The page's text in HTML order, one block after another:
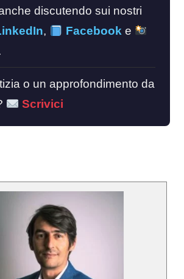
discutendo sui nostri
, Facebooke
o un approfondimento da
Scrivici